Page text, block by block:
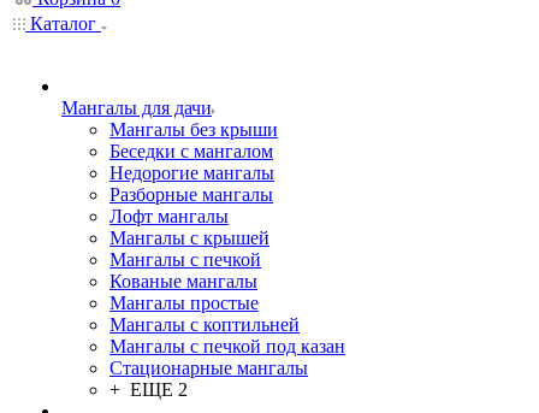
Каталог
Мангалы для дачи
Мангалы без крыши
Беседки с мангалом
Недорогие мангалы
Разборные мангалы
Лофт мангалы
Мангалы с крышей
Мангалы с печкой
Кованые мангалы
Мангалы простые
Мангалы с коптильней
Мангалы с печкой под казан
Стационарные мангалы
+ ЕЩЕ 2